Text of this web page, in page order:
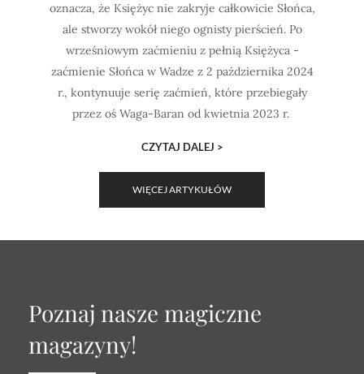
oznacza, że ​​Księżyc nie zakryje całkowicie Słońca,
ale stworzy wokół niego ognisty pierścień. Po
wrześniowym zaćmieniu z pełnią Księżyca -
zaćmienie Słońca w Wadze z 2 października 2024
r., kontynuuje serię zaćmień, które przebiegały
przez oś Waga-Baran od kwietnia 2023 r.
CZYTAJ DALEJ >
WIĘCEJ ARTYKUŁÓW
Poznaj nasze magiczne
magazyny!